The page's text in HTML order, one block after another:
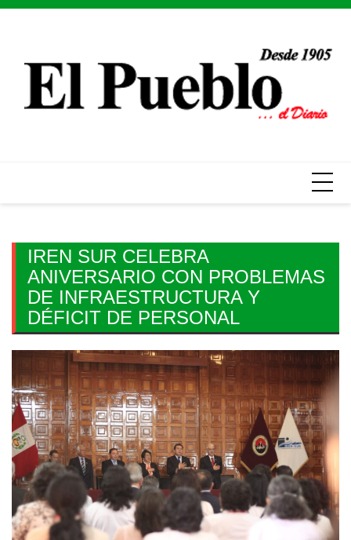
Skip
IREN SUR CELEBRA
ANIVERSARIO CON PROBLEMAS
DE INFRAESTRUCTURA Y
DÉFICIT DE PERSONAL